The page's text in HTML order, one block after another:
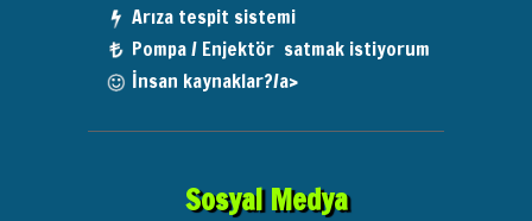
Arıza tespit sistemi
Pompa / Enjektör satmak istiyorum
İnsan kaynaklar?/a>
Sosyal Medya